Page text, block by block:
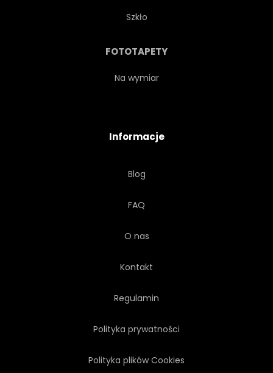
AUSSENAUFNAHME
Szkło
FOTOTAPETY
Na wymiar
Informacje
Blog
FAQ
O nas
Kontakt
Regulamin
Polityka prywatności
Polityka plików Cookies